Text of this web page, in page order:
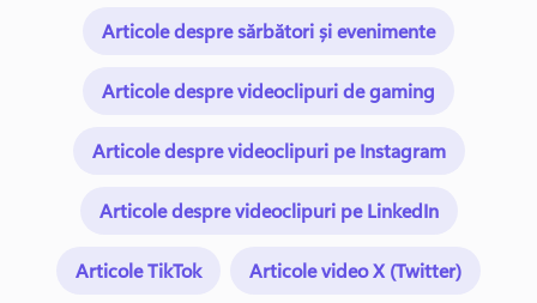
Articole despre sărbători și evenimente
Articole despre videoclipuri de gaming
Articole despre videoclipuri pe Instagram
Articole despre videoclipuri pe LinkedIn
Articole TikTok Articole video X (Twitter)